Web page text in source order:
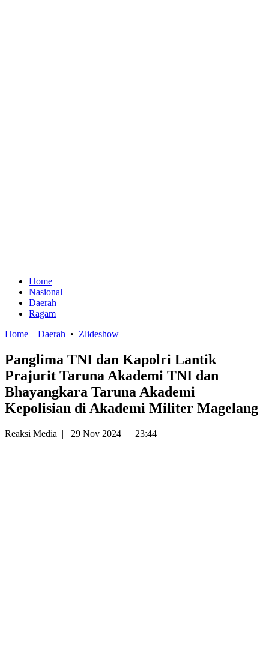
Home
Nasional
Daerah
Ragam
Home
Daerah • Zlideshow
Panglima TNI dan Kapolri Lantik
Prajurit Taruna Akademi TNI dan
Bhayangkara Taruna Akademi
Kepolisian di Akademi Militer Magelang
Reaksi Media | 29 Nov 2024 | 23:44